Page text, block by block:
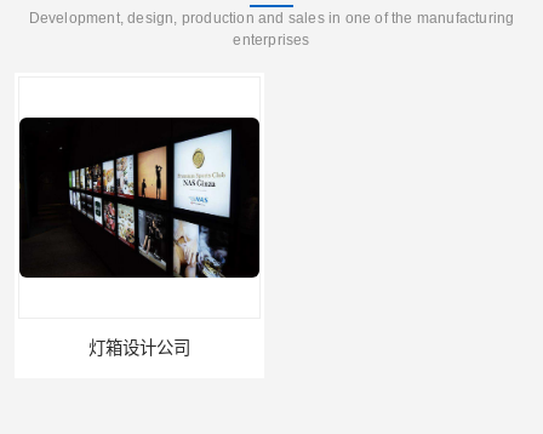
Development, design, production and sales in one of the manufacturing
enterprises
灯箱设计公司